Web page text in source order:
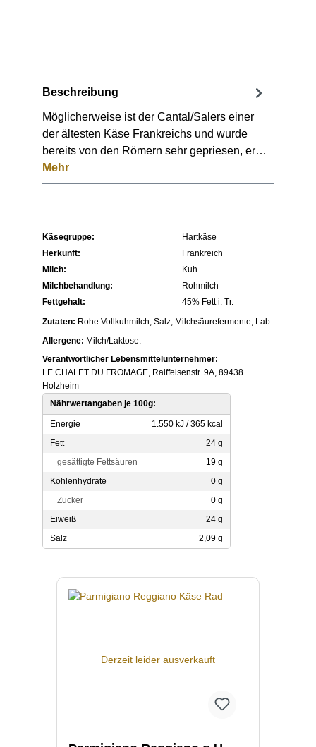
Beschreibung
Möglicherweise ist der Cantal/Salers einer
der ältesten Käse Frankreichs und wurde
bereits von den Römern sehr gepriesen, er…
Mehr
Käsegruppe:
Hartkäse
Herkunft:
Frankreich
Milch:
Kuh
Milchbehandlung:
Rohmilch
Fettgehalt:
45% Fett i. Tr.
Zutaten: Rohe Vollkuhmilch, Salz, Milchsäurefermente, Lab
Allergene: Milch/Laktose.
Verantwortlicher Lebensmittelunternehmer:
LE CHALET DU FROMAGE, Raiffeisenstr. 9A, 89438
Holzheim
Nährwertangaben je 100g:
Energie
1.550 kJ / 365 kcal
Fett
24 g
gesättigte Fettsäuren
19 g
Kohlenhydrate
0 g
Zucker
0 g
Eiweiß
24 g
Salz
2,09 g
Produktgalerie überspringen
Derzeit leider ausverkauft